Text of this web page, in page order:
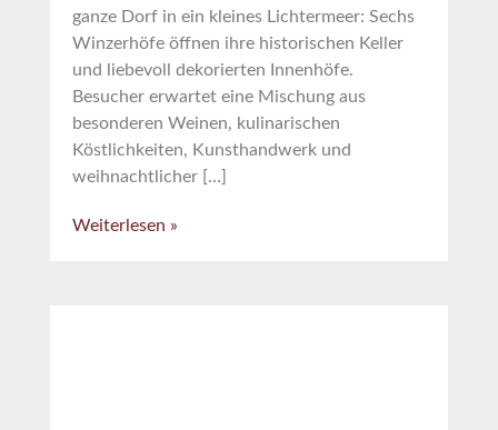
ganze Dorf in ein kleines Lichtermeer: Sechs
Winzerhöfe öffnen ihre historischen Keller
und liebevoll dekorierten Innenhöfe.
Besucher erwartet eine Mischung aus
besonderen Weinen, kulinarischen
Köstlichkeiten, Kunsthandwerk und
weihnachtlicher […]
Weiterlesen »